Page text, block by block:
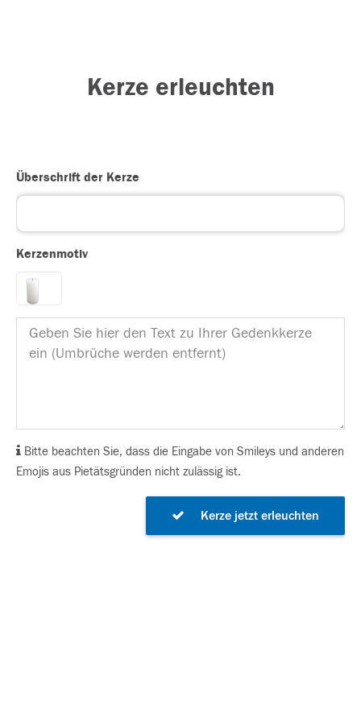
Kerze erleuchten
Überschrift der Kerze
Kerzenmotiv
Bitte beachten Sie, dass die Eingabe von Smileys und anderen
Emojis aus Pietätsgründen nicht zulässig ist.
Kerze jetzt erleuchten